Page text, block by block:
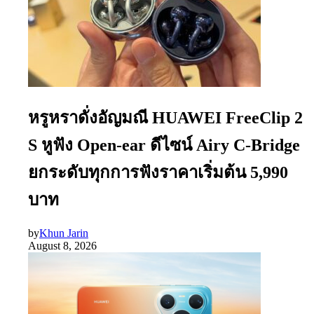
หรูหราดั่งอัญมณี HUAWEI FreeClip 2
S หูฟัง Open-ear ดีไซน์ Airy C-Bridge
ยกระดับทุกการฟังราคาเริ่มต้น 5,990
บาท
byKhun Jarin
August 8, 2026